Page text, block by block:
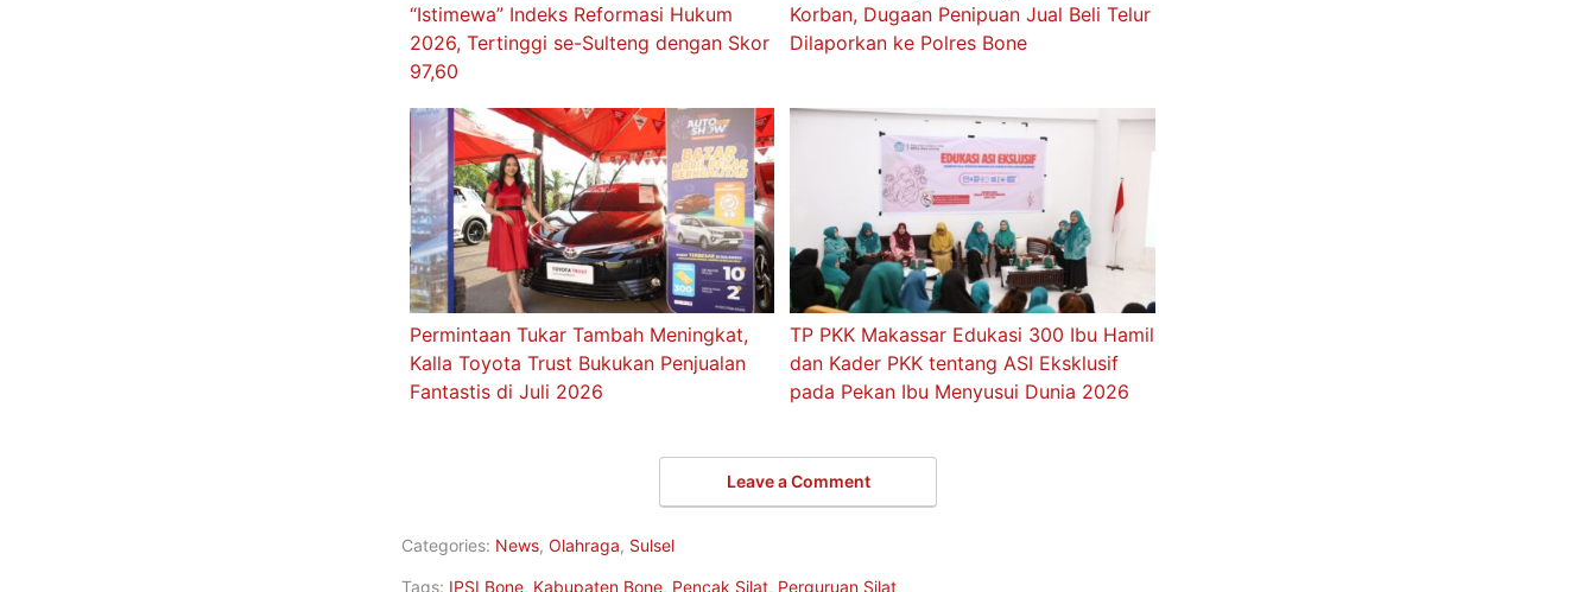
Pemkot Palu Sabet Predikat AA
“Istimewa” Indeks Reformasi Hukum
2026, Tertinggi se-Sulteng dengan Skor
97,60
Korban, Dugaan Penipuan Jual Beli Telur
Dilaporkan ke Polres Bone
Kalla Toyota Trust Bukukan Penjualan
dan Kader PKK tentang ASI Eksklusif
pada Pekan Ibu Menyusui Dunia 2026